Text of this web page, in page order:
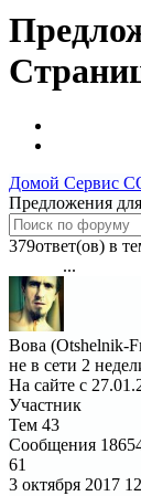
Домой Сервис
Предложения
379ответ(ов) в
...
Вова (Otshelnik-
не в сети 2
На сайте с
Участник
Тем 43
Сообщения
61
3 октября 2017